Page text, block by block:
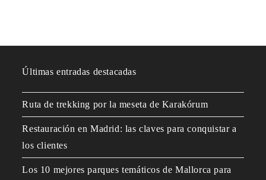
Últimas entradas destacadas
Ruta de trekking por la meseta de Karakórum
Restauración en Madrid: las claves para conquistar a
los clientes
Los 10 mejores parques temáticos de Mallorca para